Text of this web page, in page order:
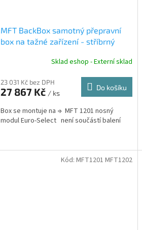
MFT BackBox samotný přepravní
box na tažné zařízení - stříbrný
Sklad eshop - Externí sklad
23 031 Kč bez DPH
27 867 Kč / ks
Do košíku
Box se montuje na ⇒ MFT 1201 nosný
modul Euro-Select není součástí balení
Kód: MFT1201 MFT1202